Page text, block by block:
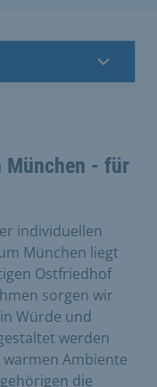
München - für
individuellen
München liegt
Ostfriedhof
sorgen wir
Würde und
werden
Ambiente
die